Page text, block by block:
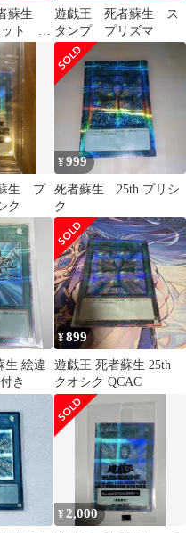
蘇生
ット
遊戯王 死者蘇生 ス
タンプ プリズマ
生 プ
ク
¥999
死者蘇生 25th プリシ
ク
生 絵違
き
¥899
遊戯王 死者蘇生 25th
クオシク QCAC
¥ 2,000